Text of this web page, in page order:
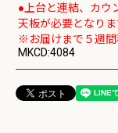
●上台と連結、カウ
天板が必要となりま
※お届けまで５週
MKCD:4084